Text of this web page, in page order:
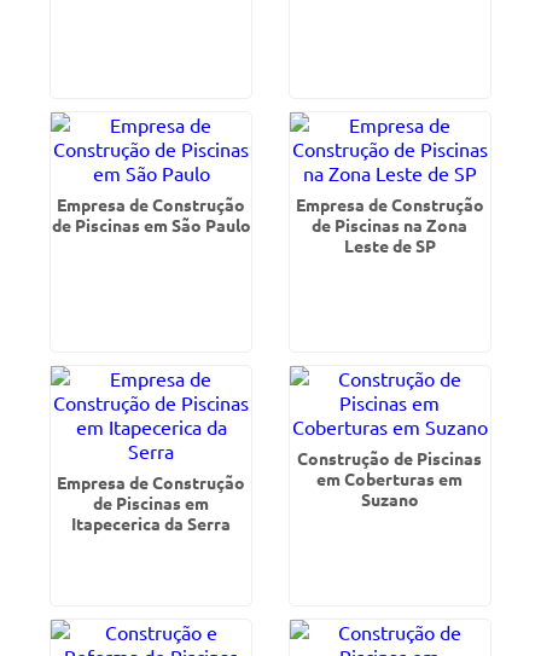
Empresa de Construção
de Piscinas em São Paulo
Empresa de Construção
de Piscinas na Zona
Leste de SP
Empresa de Construção
de Piscinas em
Itapecerica da Serra
Construção de Piscinas
em Coberturas em
Suzano